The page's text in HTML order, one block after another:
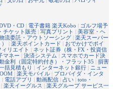
・CD | 電子書籍 楽天Kobo | ゴルフ場予
チケット販売 | 写真プリント | 美容室・ヘ
流委託・アウトソーシング | 楽天スーパー
| 楽天ポイントカード | おでかけでポイ
ィリエイト | ネット証券（株・FX・投資信
マネー | 決済システム | スマホでカード決
金利（固定特約付き）・フラット35 | 損害
括見積もり | インターネット銀行 | ニュー
| 楽天モバイル | プロバイダ・インタ
| 電話アプリ | 動画配信 | 占い | toto・
| 楽天イーグルス | 楽天グループ サービス一